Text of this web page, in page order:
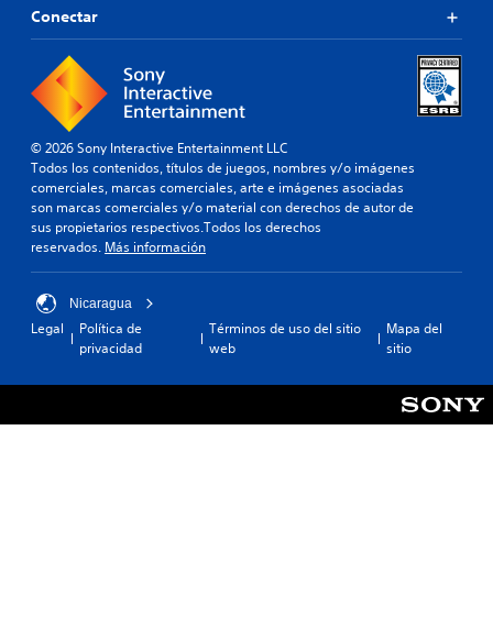
Conectar
© 2026 Sony Interactive Entertainment LLC
Todos los contenidos, títulos de juegos, nombres y/o imágenes
comerciales, marcas comerciales, arte e imágenes asociadas
son marcas comerciales y/o material con derechos de autor de
sus propietarios respectivos.Todos los derechos
reservados. Más información
Nicaragua
Legal
Política de
privacidad
Términos de uso del sitio
web
Mapa del
sitio